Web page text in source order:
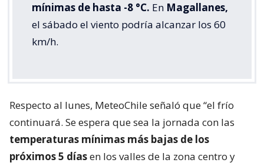
mínimas de hasta -8 °C. En Magallanes,
el sábado el viento podría alcanzar los 60
km/h.
Respecto al lunes, MeteoChile señaló que “el frío
continuará. Se espera que sea la jornada con las
temperaturas mínimas más bajas de los
próximos 5 díasen los valles de la zona centro y